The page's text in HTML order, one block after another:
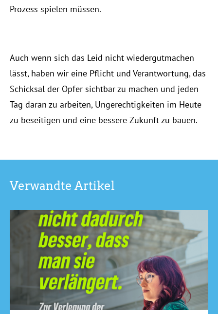
Prozess spielen müssen.
Auch wenn sich das Leid nicht wiedergutmachen
lässt, haben wir eine Pflicht und Verantwortung, das
Schicksal der Opfer sichtbar zu machen und jeden
Tag daran zu arbeiten, Ungerechtigkeiten im Heute
zu beseitigen und eine bessere Zukunft zu bauen.
Verwandte Artikel